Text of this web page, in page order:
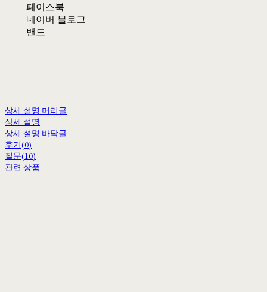
페이스북
네이버 블로그
밴드
상세 설명 머리글
상세 설명
상세 설명 바닥글
후기(0)
질문(10)
관련 상품